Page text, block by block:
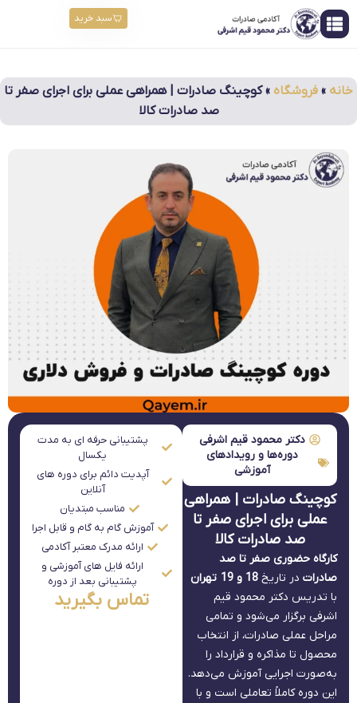
سبد خرید
خانه » فروشگاه »کوچینگ صادرات | همراهی عملی برای اجرای صفر تا
صد صادرات کالا
دکتر محمود قیم اشرفی
دوره‌ها و رویدادهای
آموزشی
کوچینگ صادرات | همراهی
عملی برای اجرای صفر تا
صد صادرات کالا
کارگاه حضوری صفر تا صد
صادرات در تاریخ 18 و 19 تهران
با تدریس دکتر محمود قیم
اشرفی برگزار می‌شود و تمامی
مراحل عملی صادرات، از انتخاب
محصول تا مذاکره و قرارداد را
به‌صورت اجرایی آموزش می‌دهد.
این دوره کاملاً تعاملی است و با
پشتیبانی حرفه ای به مدت
یکسال
آپدیت دائم برای دوره های
آنلاین
مناسب مبتدیان
آموزش گام به گام و قابل اجرا
ارائه مدرک معتبر آکادمی
ارائه فایل های آموزشی و
پشتیبانی بعد از دوره
تماس بگیرید